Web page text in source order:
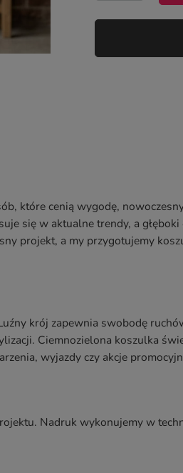
które cenią wygodę,
się w aktualne trendy, a głęboki
projekt, a my przygotujemy
krój zapewnia swobodę
Ciemnozielona koszulka
wyjazdy czy akcje
Nadruk wykonujemy w